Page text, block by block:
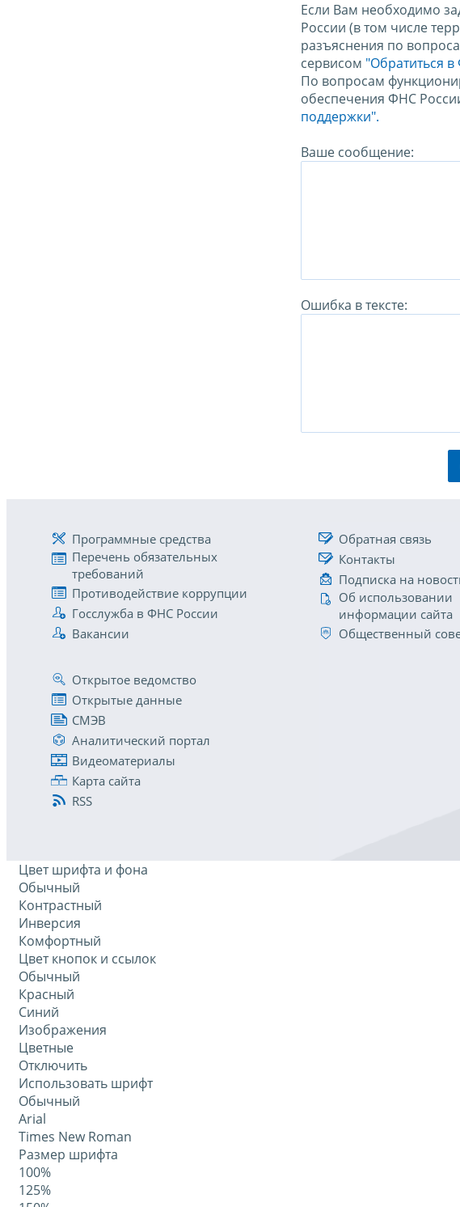
Если Вам необходимо
России (в том числе
разъяснения по
сервисом "Обратиться
По вопросам
обеспечения ФНС
поддержки".
Ваше сообщение:
Ошибка в тексте:
Программные средства
Перечень обязательных
требований
Противодействие коррупции
Госслужба в ФНС России
Вакансии
Обратная связь
Контакты
Подписка на
Об использовании
информации сайта
Общественный
Открытое ведомство
Открытые данные
СМЭВ
Аналитический портал
Видеоматериалы
Карта сайта
RSS
Цвет шрифта и фона
Обычный
Контрастный
Инверсия
Комфортный
Цвет кнопок и ссылок
Обычный
Красный
Синий
Изображения
Цветные
Отключить
Использовать шрифт
Обычный
Arial
Times New Roman
Размер шрифта
100%
125%